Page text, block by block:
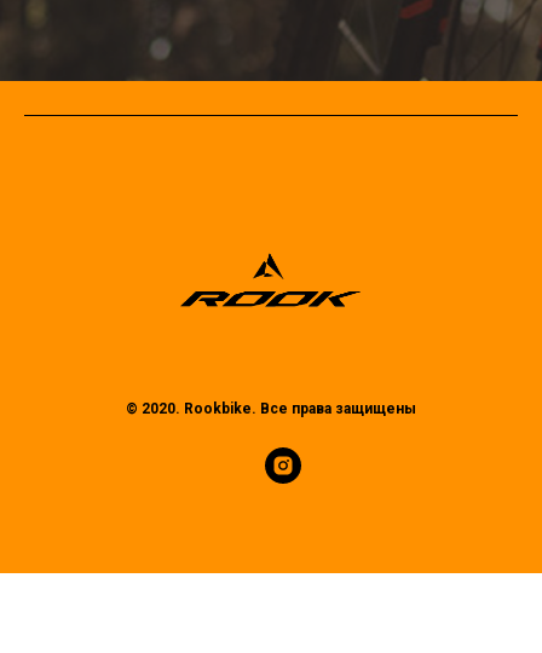
© 2020. Rookbike. Все права защищены